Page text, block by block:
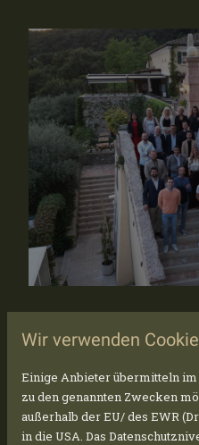
FIRMENEVENT
Unser Event begann
Meet-and-Greet in
Teams aus Italien und
Wir verwenden
Einige Anbieter übermitteln
zu den genannten Zwecken
außerhalb der EU/ des EWR
in die USA. Das